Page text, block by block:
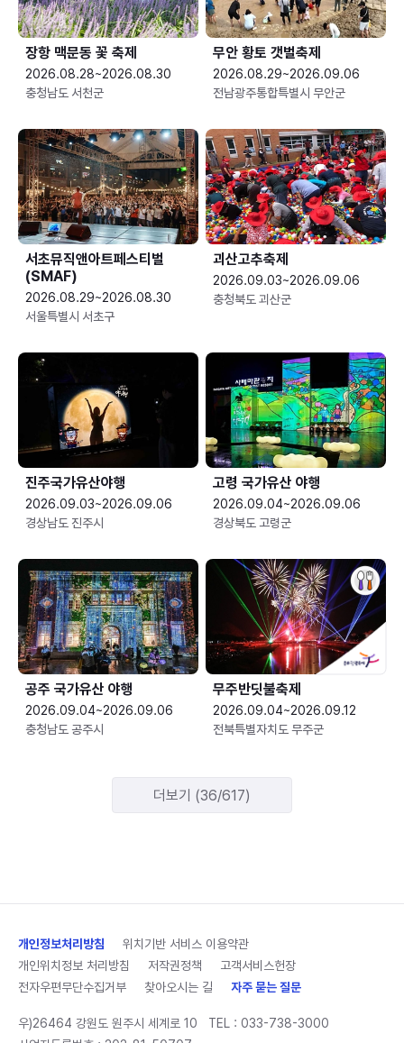
장항 맥문동 꽃 축제
2026.08.28~2026.08.30
충청남도 서천군
무안 황토 갯벌축제
2026.08.29~2026.09.06
전남광주통합특별시 무안군
서초뮤직앤아트페스티벌
(SMAF)
2026.08.29~2026.08.30
서울특별시 서초구
괴산고추축제
2026.09.03~2026.09.06
충청북도 괴산군
진주국가유산야행
2026.09.03~2026.09.06
경상남도 진주시
고령 국가유산 야행
2026.09.04~2026.09.06
경상북도 고령군
공주 국가유산 야행
2026.09.04~2026.09.06
충청남도 공주시
무주반딧불축제
2026.09.04~2026.09.12
전북특별자치도 무주군
더보기 (36/617)
개인정보처리방침
위치기반 서비스 이용약관
개인위치정보 처리방침
저작권정책
고객서비스헌장
전자우편무단수집거부
찾아오시는 길 자주 묻는 질문
우)26464 강원도 원주시 세계로 10 TEL : 033-738-3000